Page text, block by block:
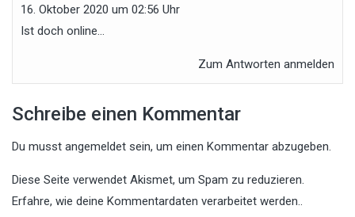
16. Oktober 2020 um 02:56 Uhr
Ist doch online…
Zum Antworten anmelden
Schreibe einen Kommentar
Du musst angemeldet sein, um einen Kommentar abzugeben.
Diese Seite verwendet Akismet, um Spam zu reduzieren.
Erfahre, wie deine Kommentardaten verarbeitet werden..